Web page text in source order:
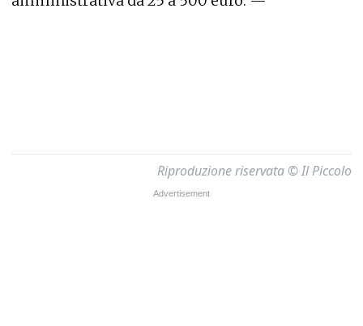
Riproduzione riservata © Il Piccolo